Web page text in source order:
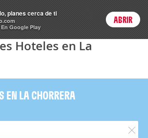
Login
Hoteles en La
EN LA CHORRERA
planes cerca de ti
Google Play
ABRIR